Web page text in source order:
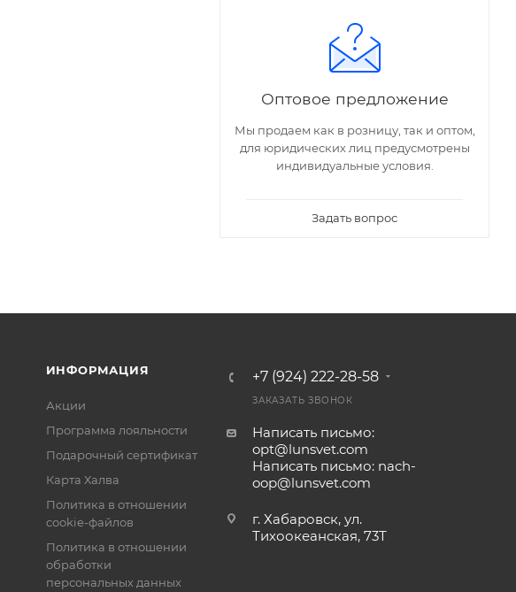
Оптовое предложение
Мы продаем как в розницу, так и оптом,
для юридических лиц предусмотрены
индивидуальные условия.
Задать вопрос
ИНФОРМАЦИЯ
Акции
Программа лояльности
Подарочный сертификат
Карта Халва
Политика в отношении
cookie-файлов
Политика в отношении
обработки
персональных данных
+7 (924) 222-28-58
ЗАКАЗАТЬ ЗВОНОК
Написать письмо:
opt@lunsvet.com
Написать письмо: nach-
oop@lunsvet.com
г. Хабаровск, ул.
Тихоокеанская, 73Т